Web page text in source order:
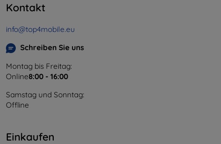
Kontakt
info@top4mobile.eu
Schreiben Sie uns
Montag bis Freitag:
Online8:00 - 16:00
Samstag und Sonntag:
Offline
Einkaufen